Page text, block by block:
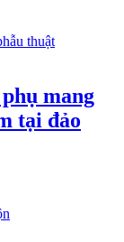
mang
tại đảo